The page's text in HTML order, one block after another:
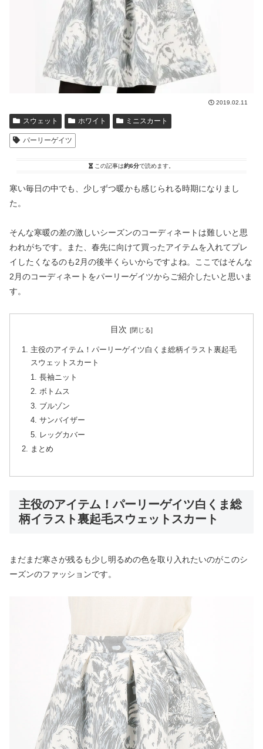
2019.02.11
スウェット ホワイト ミニスカート
パーリーゲイツ
この記事は約6分で読めます。
寒い毎日の中でも、少しずつ暖かも感じられる時期になりまし
た。
そんな寒暖の差の激しいシーズンのコーディネートは難しいと思
われがちです。また、春先に向けて買ったアイテムを入れてプレ
イしたくなるのも2月の後半くらいからですよね。ここではそんな
2月のコーディネートをパーリーゲイツからご紹介したいと思いま
す。
目次
主役のアイテム！パーリーゲイツ白くま総柄イラスト裏起毛
スウェットスカート
長袖ニット
ボトムス
ブルゾン
サンバイザー
レッグカバー
まとめ
主役のアイテム！パーリーゲイツ白くま総
柄イラスト裏起毛スウェットスカート
まだまだ寒さが残るも少し明るめの色を取り入れたいのがこのシ
ーズンのファッションです。